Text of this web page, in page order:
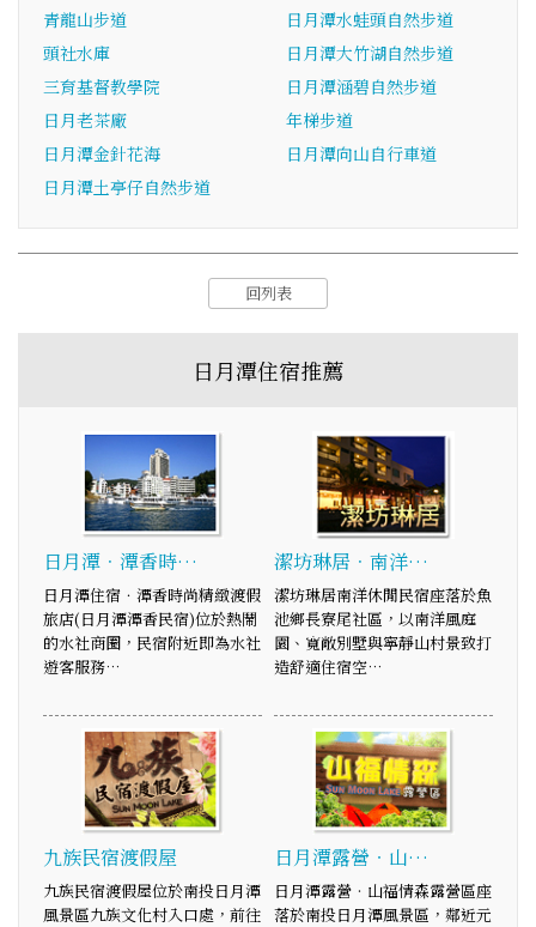
青龍山步道
日月潭水蛙頭自然步道
頭社水庫
日月潭大竹湖自然步道
三育基督教學院
日月潭涵碧自然步道
日月老茶廠
年梯步道
日月潭金針花海
日月潭向山自行車道
日月潭土亭仔自然步道
回列表
日月潭住宿推薦
日月潭．潭香時…
日月潭住宿．潭香時尚精緻渡假
旅店(日月潭潭香民宿)位於熱鬧
的水社商圈，民宿附近即為水社
遊客服務…
潔坊琳居．南洋…
潔坊琳居南洋休閒民宿座落於魚
池鄉長寮尾社區，以南洋風庭
園、寬敞別墅與寧靜山村景致打
造舒適住宿空…
九族民宿渡假屋
九族民宿渡假屋位於南投日月潭
風景區九族文化村入口處，前往
日月潭露營‧山…
日月潭露營‧山福情森露營區座
落於南投日月潭風景區，鄰近元